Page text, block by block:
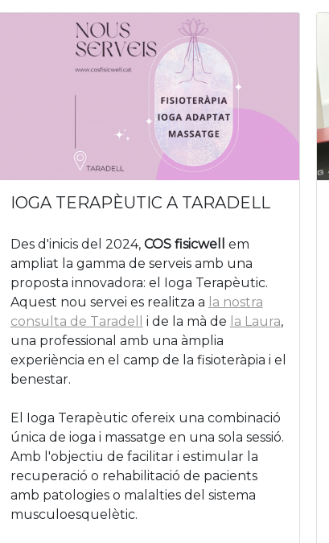
IOGA TERAPÈUTIC A TARADELL
Des d'inicis del 2024, COS fisicwell
em
ampliat la gamma de serveis amb una
proposta innovadora: el Ioga Terapèutic.
Aquest nou servei es realitza a la nostra
consulta de Taradell
i de la mà de la Laura,
una professional amb una àmplia
experiència en el camp de la fisioteràpia i el
benestar.
El Ioga Terapèutic ofereix una combinació
única de ioga i massatge en una sola sessió.
Amb l'objectiu de facilitar i estimular la
recuperació o rehabilitació de pacients
amb patologies o malalties del sistema
musculoesquelètic.